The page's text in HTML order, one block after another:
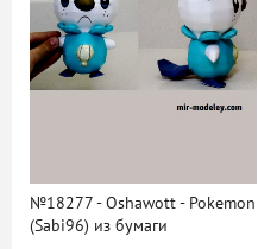
№18277 - Oshawott - Pokemon
(Sabi96) из бумаги